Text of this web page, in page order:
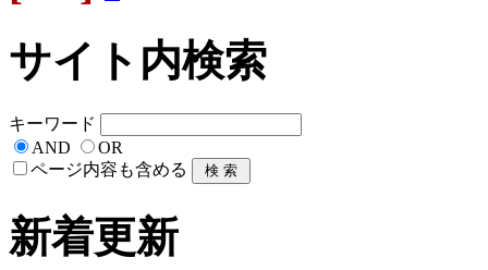
サイト内検索
キーワード
AND
OR
ページ内容も含める
新着更新